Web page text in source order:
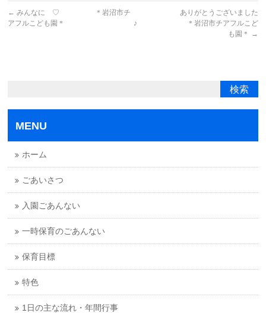
← みんなに ♡ ＊岩沼市チ
アフルこども園＊
ありがとうございました
♪ ＊岩沼市チアフルこど
も園＊
→
MENU
ホーム
ごあいさつ
入園ごあんない
一時保育のごあんない
保育目標
特色
1日の主な流れ・年間行事